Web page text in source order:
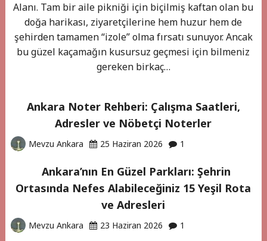
Alanı. Tam bir aile pikniği için biçilmiş kaftan olan bu
doğa harikası, ziyaretçilerine hem huzur hem de
şehirden tamamen “izole” olma fırsatı sunuyor. Ancak
bu güzel kaçamağın kusursuz geçmesi için bilmeniz
gereken birkaç…
Ankara Noter Rehberi: Çalışma Saatleri,
Adresler ve Nöbetçi Noterler
Mevzu Ankara 25 Haziran 2026 1
Ankara’nın En Güzel Parkları: Şehrin
Ortasında Nefes Alabileceğiniz 15 Yeşil Rota
ve Adresleri
Mevzu Ankara 23 Haziran 2026 1